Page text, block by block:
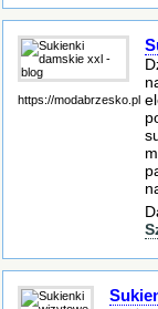
https://modabrzesko.pl